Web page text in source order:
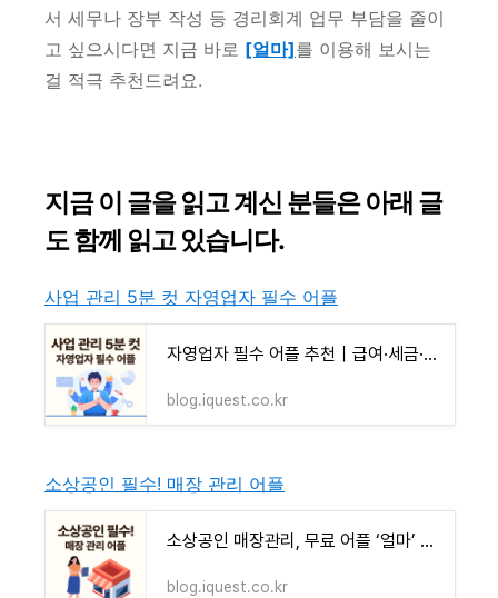
서 세무나 장부 작성 등 경리회계 업무 부담을 줄이
고 싶으시다면 지금 바로 [얼마]를 이용해 보시는
걸 적극 추천드려요.
지금 이 글을 읽고 계신 분들은 아래 글
도 함께 읽고 있습니다.
사업 관리 5분 컷 자영업자 필수 어플
자영업자 필수 어플 추천｜급여·세금·매출 관리까지 5분 컷으로 끝내는 비법
blog.iquest.co.kr
소상공인 필수! 매장 관리 어플
소상공인 매장관리, 무료 어플 ‘얼마’ 하나면 매출·급여·거래처까지 끝!
blog.iquest.co.kr